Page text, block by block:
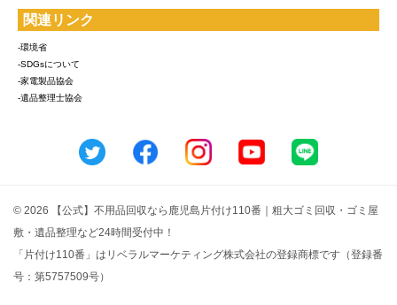
関連リンク
-環境省
-SDGsについて
-家電製品協会
-遺品整理士協会
© 2026 【公式】不用品回収なら鹿児島片付け110番｜粗大ゴミ回収・ゴミ屋
敷・遺品整理など24時間受付中！
「片付け110番」はリベラルマーケティング株式会社の登録商標です（登録番
号：第5757509号）